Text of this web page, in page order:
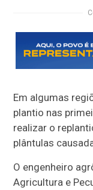
Em algumas
plantio nas
realizar o
plântulas
O engenheiro
Agricultura e